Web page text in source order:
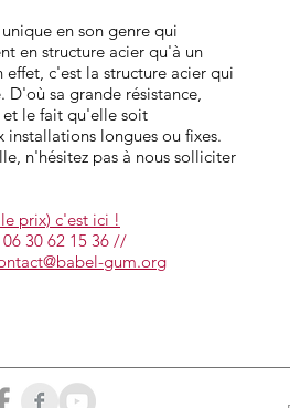
en son genre qui
en structure acier qu'à un
c'est la structure acier qui
sa grande résistance,
le fait qu'elle soit
longues ou fixes.
n'hésitez pas à nous solliciter
prix) c'est ici !
06 30 62 15 36 //
gum.org